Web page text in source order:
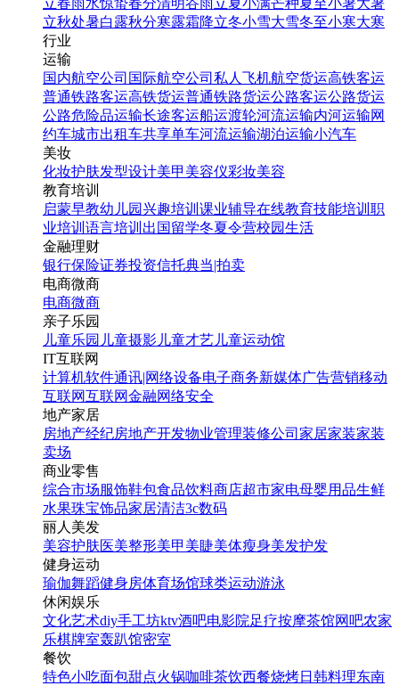
找相似
手机海报
蓝色简约复古邮票风9.1京
九铁路25周年纪念日
找相似
手机海报
立秋处暑白露秋分寒露霜降立冬小雪大雪冬至小寒大寒
行业
运输
国内航空公司 国际航空公司 私人飞机航空货运高铁客运
普通铁路客运高铁货运普通铁路货运公路客运公路货运
公路危险品运输长途客运船运渡轮河流运输内河运输网
约车城市出租车共享单车河流运输湖泊运输小汽车
美妆
化妆护肤发型设计美甲 美容仪彩妆美容
教育培训
启蒙早教幼儿园 兴趣培训 课业辅导在线教育技能培训 职
业培训 语言培训 出国留学冬夏令营校园生活
金融理财
银行保险证券投资信托典当|拍卖
电商微商
电商微商
亲子乐园
儿童乐园 儿童摄影 儿童才艺 儿童运动馆
IT互联网
计算机软件通讯|网络设备电子商务新媒体广告营销移动
互联网互联网金融网络安全
地产家居
房地产经纪房地产开发物业管理装修公司 家居家装家装
卖场
商业零售
综合市场服饰鞋包食品饮料商店超市家电母婴用品生鲜
水果珠宝饰品家居清洁3c数码
丽人美发
美容护肤医美整形美甲美睫美体瘦身美发护发
健身运动
瑜伽舞蹈健身房体育场馆球类运动游泳
休闲娱乐
文化艺术diy手工坊ktv酒吧电影院足疗按摩茶馆网吧农家
乐棋牌室轰趴馆密室
餐饮
特色小吃面包甜点火锅咖啡茶饮西餐烧烤日韩料理东南